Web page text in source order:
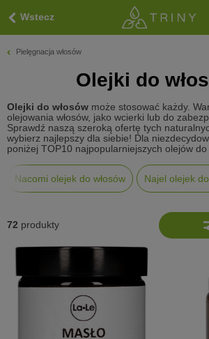
Wstecz
Pielęgnacja włosów
Olejki do
Olejki do włosów może stosować każdy.
olejowania włosów, jako wcierki lub do
Sprawdź naszą szeroką ofertę tych
wybierz najlepszy dla siebie! Dla
poniżej TOP10 najpopularniejszych olejów do
Nacomi olejek do włosów Najel olejek
72 produkty